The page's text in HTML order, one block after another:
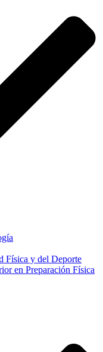
Física y del Deporte
en Preparación Física